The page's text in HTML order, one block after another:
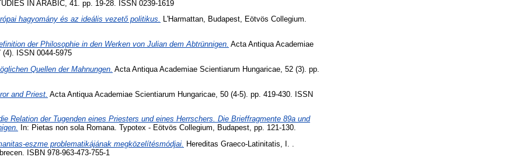
IN ARABIC, 41. pp. 19-28. ISSN 0239-1619
hagyomány és az ideális vezető politikus. L'Harmattan, Budapest, Eötvös Collegium.
der Philosophie in den Werken von Julian dem Abtrünnigen. Acta Antiqua Academiae
ISSN 0044-5975
Quellen der Mahnungen. Acta Antiqua Academiae Scientiarum Hungaricae, 52 (3). pp.
and Priest. Acta Antiqua Academiae Scientiarum Hungaricae, 50 (4-5). pp. 419-430. ISSN
Relation der Tugenden eines Priesters und eines Herrschers. Die Brieffragmente 89a und
In: Pietas non sola Romana. Typotex - Eötvös Collegium, Budapest, pp. 121-130.
eszme problematikájának megközelítésmódjai. Hereditas Graeco-Latinitatis, I. .
ISBN 978-963-473-755-1